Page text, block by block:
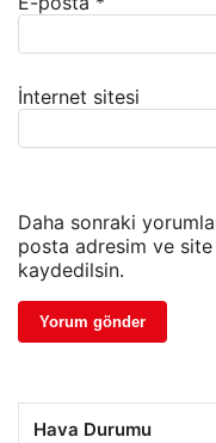
İnternet sitesi
Daha sonraki
posta adresim ve site
kaydedilsin.
Hava Durumu